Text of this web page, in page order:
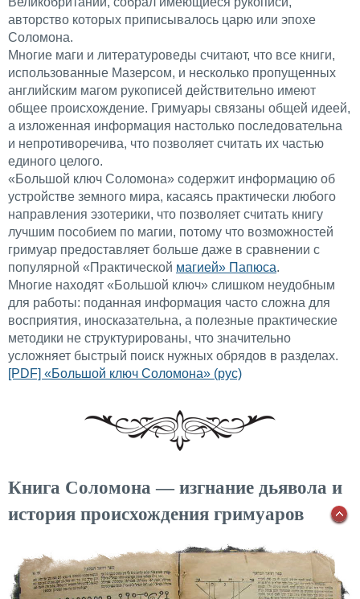
авторство которых приписывалось царю или эпохе
Соломона.
Многие маги и литературоведы считают, что все книги,
использованные Мазерсом, и несколько пропущенных
английским магом рукописей действительно имеют
общее происхождение. Гримуары связаны общей идеей,
а изложенная информация настолько последовательна
и непротиворечива, что позволяет считать их частью
единого целого.
«Большой ключ Соломона» содержит информацию об
устройстве земного мира, касаясь практически любого
направления эзотерики, что позволяет считать книгу
лучшим пособием по магии, потому что возможностей
гримуар предоставляет больше даже в сравнении с
популярной «Практической магией» Папюса.
Многие находят «Большой ключ» слишком неудобным
для работы: поданная информация часто сложна для
восприятия, иносказательна, а полезные практические
методики не структурированы, что значительно
усложняет быстрый поиск нужных обрядов в разделах.
[PDF] «Большой ключ Соломона» (рус)
Книга Соломона — изгнание дьявола и
история происхождения гримуаров